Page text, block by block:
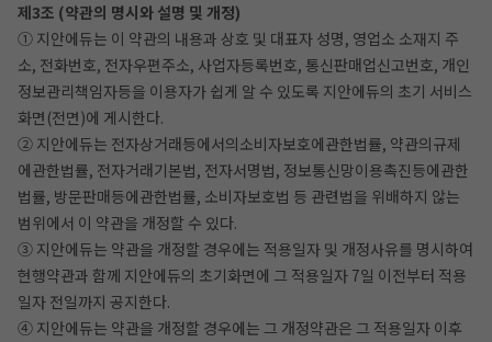
제3조 (약관의 명시와 설명 및 개정)
① 지안에듀는 이 약관의 내용과 상호 및 대표자 성명, 영업소 소재지 주
소, 전화번호, 전자우편주소, 사업자등록번호, 통신판매업신고번호, 개인
정보관리책임자등을 이용자가 쉽게 알 수 있도록 지안에듀의 초기 서비스
화면(전면)에 게시한다.
② 지안에듀는 전자상거래등에서의소비자보호에관한법률, 약관의규제
에관한법률, 전자거래기본법, 전자서명법, 정보통신망이용촉진등에관한
법률, 방문판매등에관한법률, 소비자보호법 등 관련법을 위배하지 않는
범위에서 이 약관을 개정할 수 있다.
③ 지안에듀는 약관을 개정할 경우에는 적용일자 및 개정사유를 명시하여
현행약관과 함께 지안에듀의 초기화면에 그 적용일자 7일 이전부터 적용
일자 전일까지 공지한다.
④ 지안에듀는 약관을 개정할 경우에는 그 개정약관은 그 적용일자 이후